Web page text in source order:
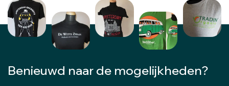
Benieuwd naar de mogelijkheden?